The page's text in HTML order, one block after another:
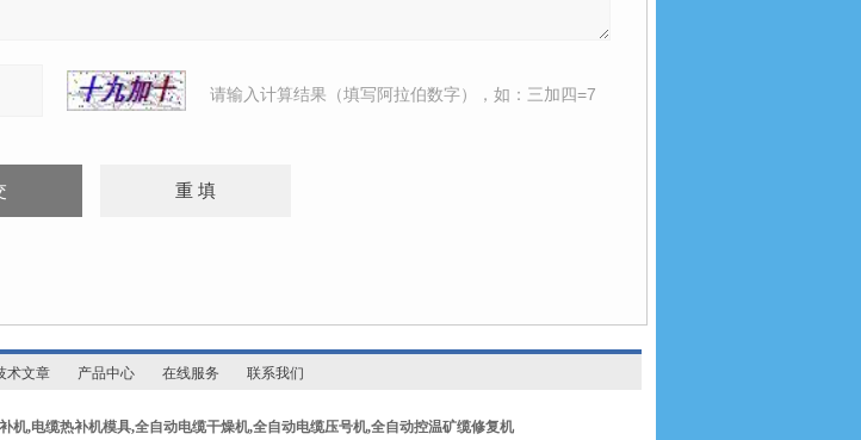
请输入计算结果（填写阿拉伯数字），如：三加四=7
术文章 产品中心 在线服务 联系我们
机,电缆热补机模具,全自动电缆干燥机,全自动电缆压号机,全自动控温矿缆修复机